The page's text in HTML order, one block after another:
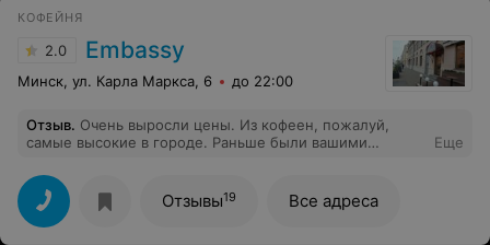
КОФЕЙНЯ
2.0 Embassy
Минск, ул. Карла Маркса, 6 до 22:00
Отзыв. Очень выросли цены. Из кофеен, пожалуй,
самые высокие в городе. Раньше были вашими
стали ходить гораздо реже.
Еще
Отзывы19 Все адреса